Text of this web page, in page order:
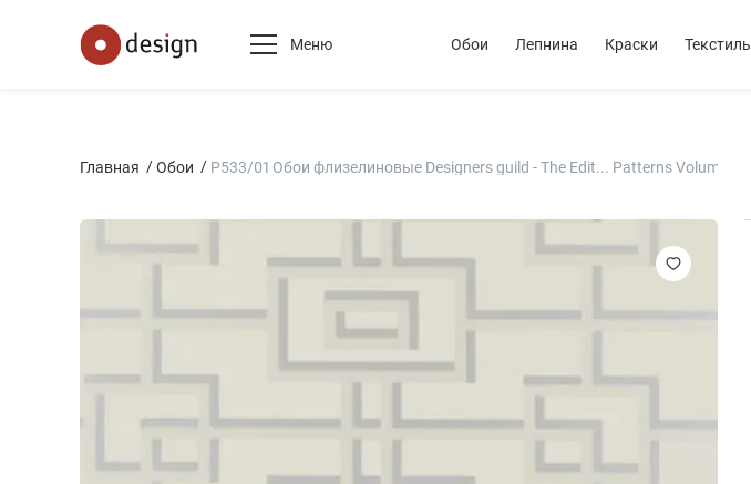
Меню Обои Лепнина Краски Текстиль
Главная Обои P533/01 Обои флизелиновые Designers guild - The Edit... Patterns Volume 2